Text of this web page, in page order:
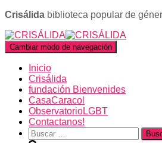
Crisálida biblioteca popular de
Cambiar modo de navegación
Inicio
Crisálida
fundación Bienvenides
CasaCaracol
ObservatorioLGBT
Contactanos!
Buscar: